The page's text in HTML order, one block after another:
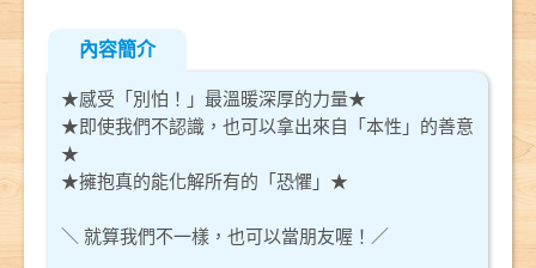
內容簡介
★感受「別怕！」最溫暖深厚的力量★
★即使我們不認識，也可以拿出來自「本性」的善意
★
★擁抱真的能化解所有的「恐懼」★
＼ 就算我們不一樣，也可以當朋友喔！／